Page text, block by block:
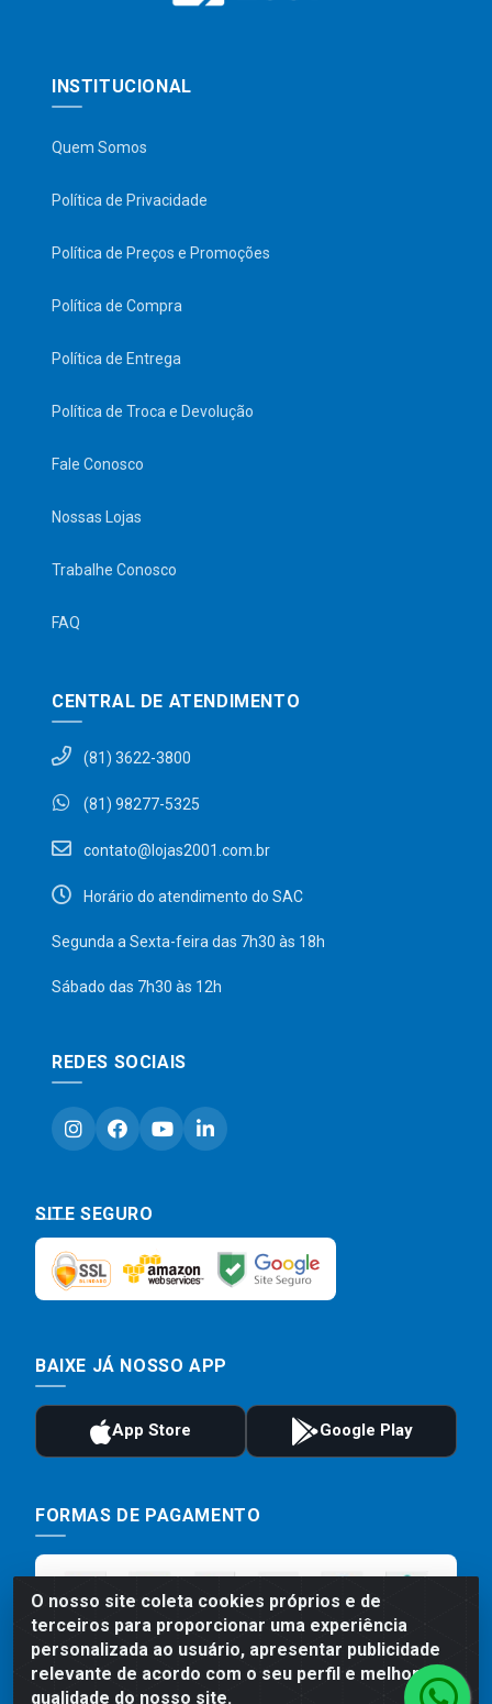
O nosso site coleta cookies próprios e de
terceiros para proporcionar uma experiência
personalizada ao usuário, apresentar publicidade
relevante de acordo com o seu perfil e melhorar a
qualidade do nosso site.
INSTITUCIONAL
Quem Somos
Política de Privacidade
Política de Preços e Promoções
Política de Compra
Política de Entrega
Política de Troca e Devolução
Fale Conosco
Nossas Lojas
Trabalhe Conosco
FAQ
CENTRAL DE ATENDIMENTO
(81) 3622-3800
(81) 98277-5325
contato@lojas2001.com.br
Horário do atendimento do SAC
Segunda a Sexta-feira das 7h30 às 18h
Sábado das 7h30 às 12h
REDES SOCIAIS
SITE SEGURO
BAIXE JÁ NOSSO APP
FORMAS DE PAGAMENTO